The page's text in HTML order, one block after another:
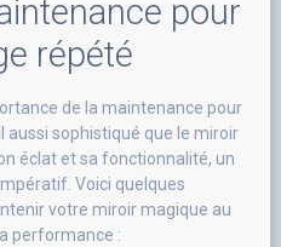
pour
répété
de la maintenance pour
aussi sophistiqué que le miroir
éclat et sa fonctionnalité, un
Voici quelques
votre miroir magique au
performance :